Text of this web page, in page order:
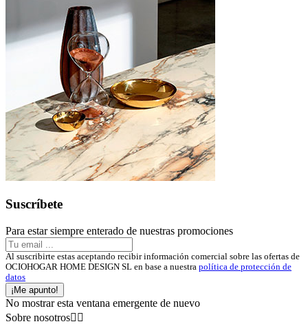
Suscríbete
Para estar siempre enterado de nuestras promociones
Al suscribirte estas aceptando recibir información comercial sobre las ofertas de
OCIOHOGAR HOME DESIGN SL en base a nuestra política de protección de
datos
¡Me apunto!
No mostrar esta ventana emergente de nuevo
Sobre nosotros 